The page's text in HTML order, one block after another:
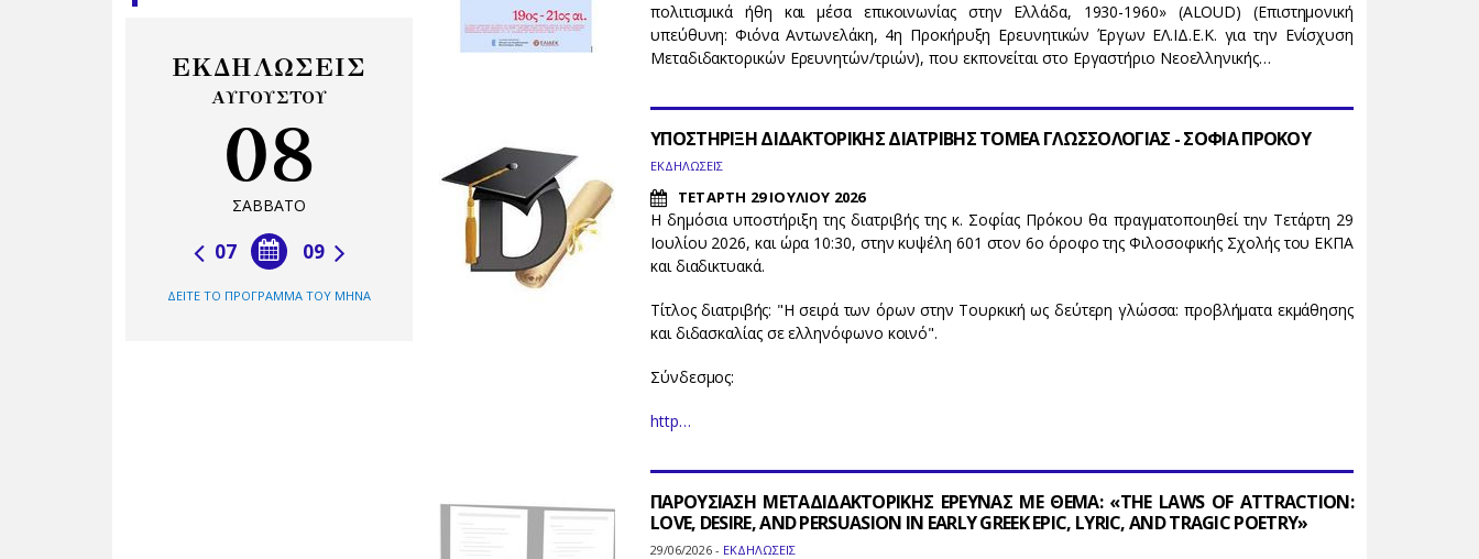
πολιτισμικά ήθη και μέσα επικοινωνίας στην Ελλάδα, 1930-1960» (ALOUD) (Επιστημονική
υπεύθυνη: Φιόνα Αντωνελάκη, 4η Προκήρυξη Ερευνητικών Έργων ΕΛ.ΙΔ.Ε.Κ. για την Ενίσχυση
Μεταδιδακτορικών Ερευνητών/τριών), που εκπονείται στο Εργαστήριο Νεοελληνικής…
ΥΠΟΣΤΗΡΙΞΗ ΔΙΔΑΚΤΟΡΙΚΗΣ ΔΙΑΤΡΙΒΗΣ ΤΟΜΕΑ ΓΛΩΣΣΟΛΟΓΙΑΣ - ΣΟΦΙΑ ΠΡΟΚΟΥ
ΕΚΔΗΛΩΣΕΙΣ
ΤΕΤΑΡΤΗ 29 ΙΟΥΛΙΟΥ 2026
Η δημόσια υποστήριξη της διατριβής της κ. Σοφίας Πρόκου θα πραγματοποιηθεί την Τετάρτη 29
Ιουλίου 2026, και ώρα 10:30, στην κυψέλη 601 στον 6ο όροφο της Φιλοσοφικής Σχολής του ΕΚΠΑ
και διαδικτυακά.
Τίτλος διατριβής: "Η σειρά των όρων στην Τουρκική ως δεύτερη γλώσσα: προβλήματα εκμάθησης
και διδασκαλίας σε ελληνόφωνο κοινό".
Σύνδεσμος:
http…
ΠΑΡΟΥΣΙΑΣΗ ΜΕΤΑΔΙΔΑΚΤΟΡΙΚΗΣ ΕΡΕΥΝΑΣ ΜΕ ΘΕΜΑ: «THE LAWS OF ATTRACTION:
LOVE, DESIRE, AND PERSUASION IN EARLY GREEK EPIC, LYRIC, AND TRAGIC POETRY»
29/06/2026 - ΕΚΔΗΛΩΣΕΙΣ
ΕΚΔΗΛΩΣΕΙΣ
ΑΥΓΟΥΣΤΟΥ
08
ΣΑΒΒΑΤΟ
09
07
ΔΕΙΤΕ ΤΟ ΠΡΟΓΡΑΜΜΑ ΤΟΥ ΜΗΝΑ